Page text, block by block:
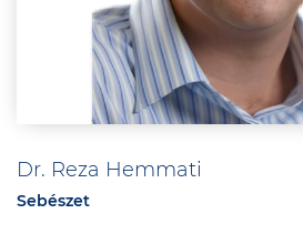
Dr. Reza Hemmati
Sebészet